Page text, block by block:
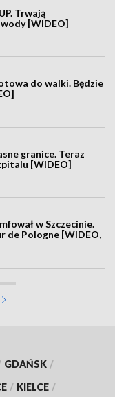
Trwają
[WIDEO]
do walki. Będzie
granice. Teraz
[WIDEO]
w Szczecinie.
de Pologne [WIDEO,
GDAŃSK /
/ KIELCE /